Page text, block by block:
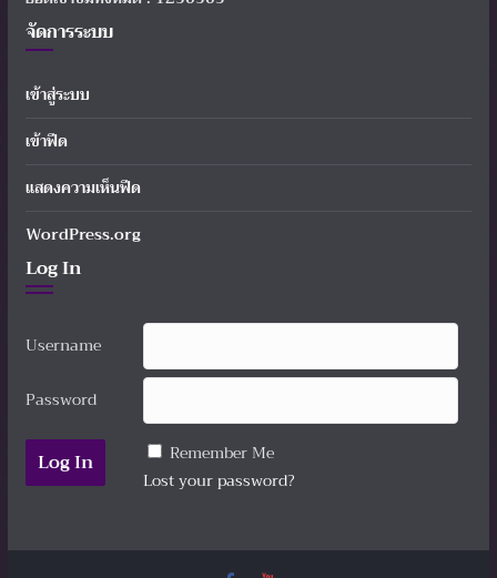
จัดการระบบ
เข้าสู่ระบบ
เข้าฟีด
แสดงความเห็นฟีด
WordPress.org
Log In
Username
Password
Remember Me
Lost your password?